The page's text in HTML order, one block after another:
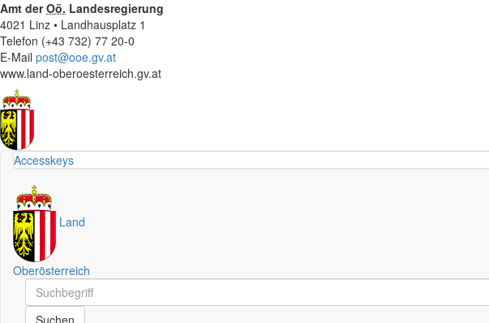
Amt derOö. Landesregierung
4021 Linz • Landhausplatz 1
Telefon (+43 732) 77 20-0
E-Mail post@ooe.gv.at
www.land-oberoesterreich.gv.at
Accesskeys
Land
Oberösterreich
Schnellsuche
Schnellsuche
Suchen